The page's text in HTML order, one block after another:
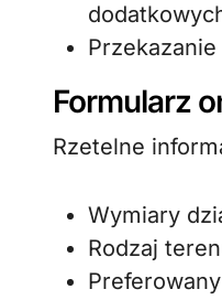
Formularz
Rzetelne
Wymiary
Rodzaj